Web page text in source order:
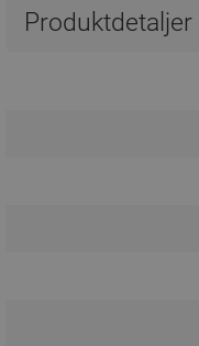
Produktdetaljer